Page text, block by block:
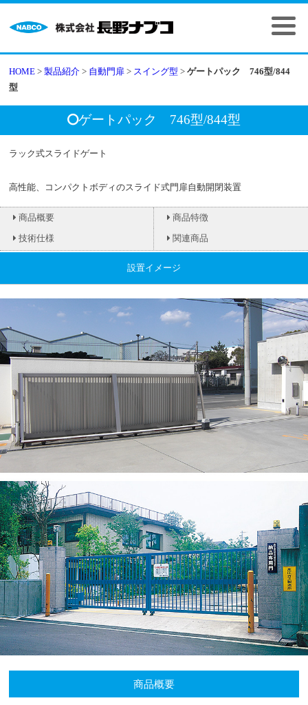
HOME >製品紹介 > 自動門扉 > スイング型 >ゲートパック 746型/844
型
ゲートパック 746型/844型
ラック式スライドゲート
高性能、コンパクトボディのスライド式門扉自動開閉装置
商品概要 商品特徴
技術仕様 関連商品
姿図
断面図
駆動蔵置
設置イメージ
商品概要